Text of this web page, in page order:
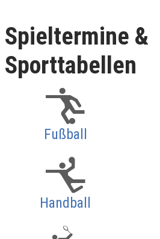
Spieltermine &
Sporttabellen
Fußball
Handball